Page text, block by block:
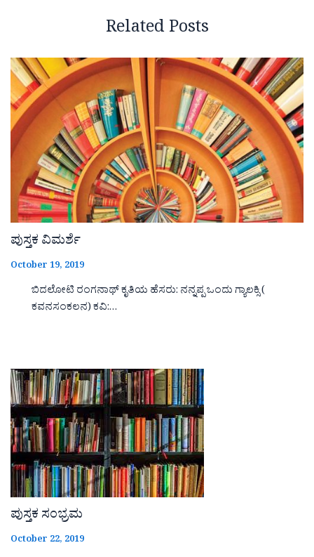
Related Posts
ಪುಸ್ತಕ ವಿಮರ್ಶೆ
October 19, 2019
ಬಿದಲೋಟಿ ರಂಗನಾಥ್ ಕೃತಿಯ ಹೆಸರು: ನನ್ನಪ್ಪ ಒಂದು ಗ್ಯಾಲಕ್ಸಿ (
ಕವನಸಂಕಲನ) ಕವಿ:…
ಪುಸ್ತಕ ಸಂಭ್ರಮ
October 22, 2019